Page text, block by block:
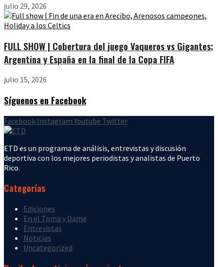
julio 29, 2026
FULL SHOW | Cobertura del juego Vaqueros vs Gigantes;
Argentina y España en la final de la Copa FIFA
julio 15, 2026
Síguenos en Facebook
Facebook Instagram Youtube Twitter
ETD es un programa de análisis, entrevistas y discusión
deportiva con los mejores periodistas y analistas de Puerto
Rico.
Categorías
Ediciones
En el Toma y Dame
Entrevistas
Noticias
Uncategorized